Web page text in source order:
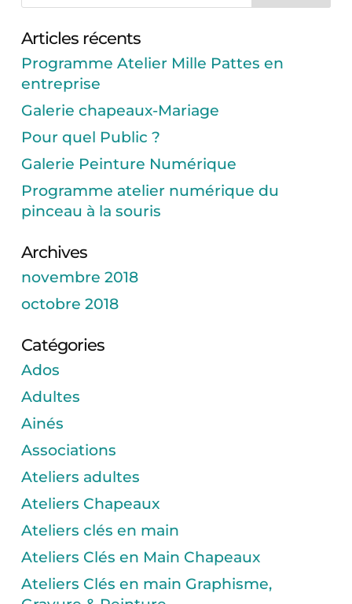
Articles récents
Programme Atelier Mille Pattes en
entreprise
Galerie chapeaux-Mariage
Pour quel Public ?
Galerie Peinture Numérique
Programme atelier numérique du
pinceau à la souris
Archives
novembre 2018
octobre 2018
Catégories
Ados
Adultes
Ainés
Associations
Ateliers adultes
Ateliers Chapeaux
Ateliers clés en main
Ateliers Clés en Main Chapeaux
Ateliers Clés en main Graphisme,